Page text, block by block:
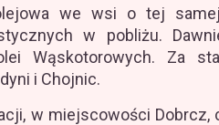
we wsi o tej samej
w pobliżu.
Wąskotorowych. Za
i Chojnic.
w miejscowości Dobrcz,